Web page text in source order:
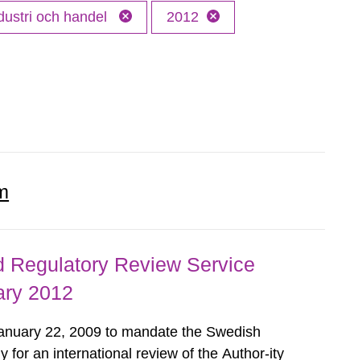
och handel 2012
Regulatory Review Service
2012
22, 2009 to mandate the Swedish
for an international review of the Author-ity